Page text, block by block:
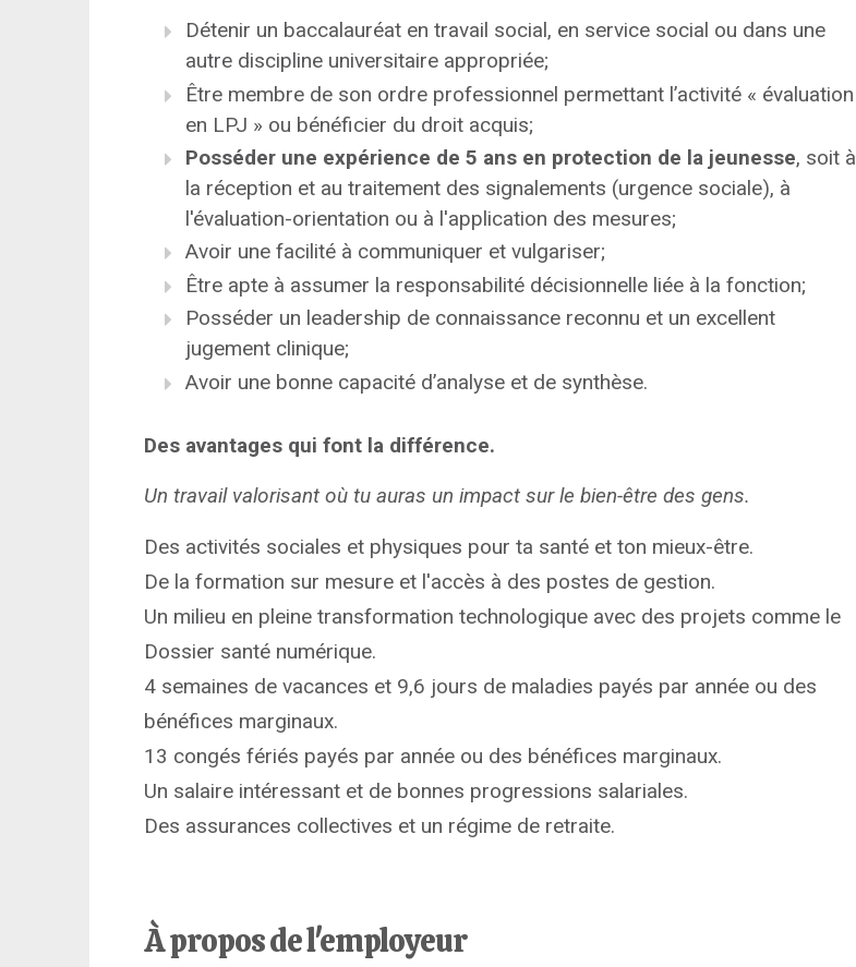
Détenir un baccalauréat en travail social, en service social ou dans une
autre discipline universitaire appropriée;
Être membre de son ordre professionnel permettant l’activité « évaluation
en LPJ » ou bénéficier du droit acquis;
Posséder une expérience de 5 ans en protection de la jeunesse, soit à
la réception et au traitement des signalements (urgence sociale), à
l'évaluation-orientation ou à l'application des mesures;
Avoir une facilité à communiquer et vulgariser;
Être apte à assumer la responsabilité décisionnelle liée à la fonction;
Posséder un leadership de connaissance reconnu et un excellent
jugement clinique;
Avoir une bonne capacité d’analyse et de synthèse.
Des avantages qui font la différence.
Un travail valorisant où tu auras un impact sur le bien-être des gens.
Des activités sociales et physiques pour ta santé et ton mieux-être.
De la formation sur mesure et l'accès à des postes de gestion.
Un milieu en pleine transformation technologique avec des projets comme le
Dossier santé numérique.
4 semaines de vacances et 9,6 jours de maladies payés par année ou des
bénéfices marginaux.
13 congés fériés payés par année ou des bénéfices marginaux.
Un salaire intéressant et de bonnes progressions salariales.
Des assurances collectives et un régime de retraite.
À propos de l'employeur